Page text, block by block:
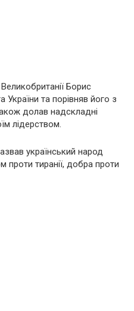
Борис
та порівняв його з
долав надскладні
лідерством.
український народ
проти тиранії, добра проти